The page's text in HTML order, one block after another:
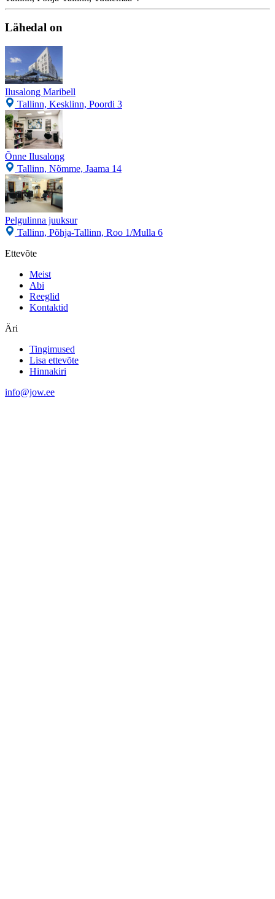
Lähedal on
Ilusalong Maribell
Tallinn, Kesklinn, Poordi 3
Õnne Ilusalong
Tallinn, Nõmme, Jaama 14
Pelgulinna juuksur
Tallinn, Põhja-Tallinn, Roo 1/Mulla 6
Ettevõte
Meist
Abi
Reeglid
Kontaktid
Äri
Tingimused
Lisa ettevõte
Hinnakiri
info@jow.ee